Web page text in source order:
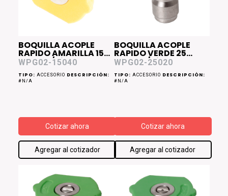
BOQUILLA ACOPLE
RAPIDO AMARILLA 15
Grados/Diam 0.40
WPG02-15040
TIPO: ACCESORIO DESCRIPCIÓN:
#N/A
Cotizar ahora
Agregar al cotizador
BOQUILLA ACOPLE
RAPIDO VERDE 25
Grados/Diam 0.20
WPG02-25020
TIPO: ACCESORIO DESCRIPCIÓN:
#N/A
Cotizar ahora
Agregar al cotizador